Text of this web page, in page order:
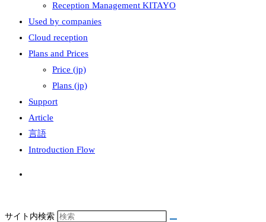
Reception Management KITAYO
Used by companies
Cloud reception
Plans and Prices
Price (jp)
Plans (jp)
Support
Article
言語
Introduction Flow
サイト内検索